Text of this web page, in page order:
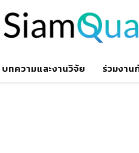
บทความและงานวิจัย ร่วมงาน